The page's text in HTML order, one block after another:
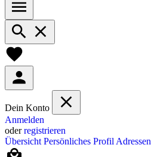
Dein Konto
Anmelden
oderregistrieren
Übersicht Persönliches Profil Adressen